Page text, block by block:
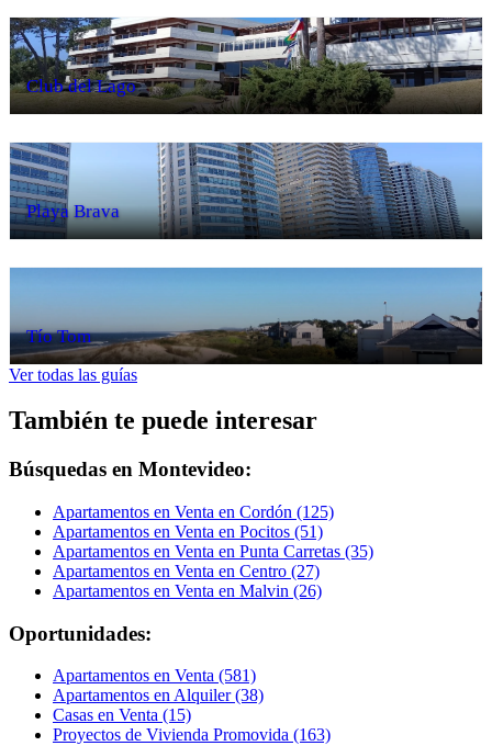
Club del Lago
Playa Brava
Tío Tom
Ver todas las guías
También te puede interesar
Búsquedas en Montevideo:
Apartamentos en Venta en Cordón (125)
Apartamentos en Venta en Pocitos (51)
Apartamentos en Venta en Punta Carretas (35)
Apartamentos en Venta en Centro (27)
Apartamentos en Venta en Malvin (26)
Oportunidades:
Apartamentos en Venta (581)
Apartamentos en Alquiler (38)
Casas en Venta (15)
Proyectos de Vivienda Promovida (163)